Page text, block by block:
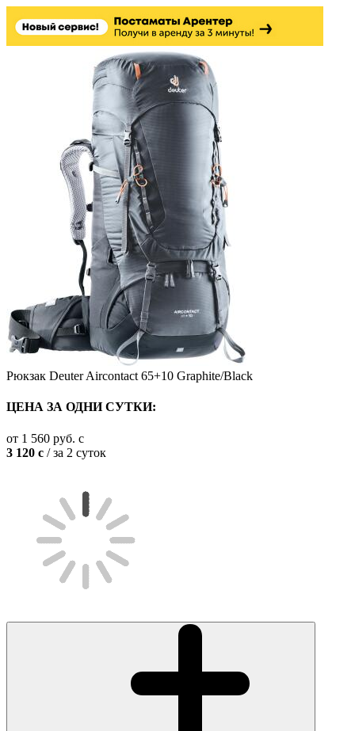
Рюкзак Deuter Aircontact 65+10 Graphite/Black
ЦЕНА ЗА ОДНИ СУТКИ:
от 1 560 руб. c
3 120 c / за 2 суток